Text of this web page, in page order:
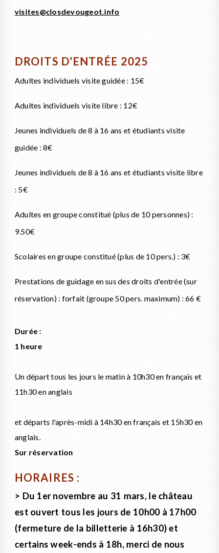
visites@closdevougeot.info
DROITS D'ENTRÉE 2025
Adultes individuels visite guidée : 15€
Adultes individuels visite libre : 12€
Jeunes individuels de 8 à 16 ans et étudiants visite
guidée : 8€
Jeunes individuels de 8 à 16 ans et étudiants visite libre
: 5€
Adultes en groupe constitué (plus de 10 personnes) :
9.50€
Scolaires en groupe constitué (plus de 10 pers.) : 3€
Prestations de guidage en sus des droits d'entrée (sur
réservation) : forfait (groupe 50 pers. maximum) : 66 €
Durée :
1 heure
Un départ tous les jours le matin à 10h30 en français et
11h30 en anglais
et départs l'après-midi à 14h30 en français et 15h30 en
anglais.
Sur réservation
HORAIRES :
> Du 1er novembre au 31 mars, le château
est ouvert tous les jours de 10h00 à 17h00
(fermeture de la billetterie à 16h30) et
certains week-ends à 18h, merci de nous